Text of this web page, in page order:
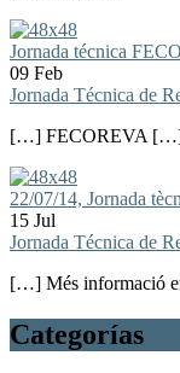
Jornada técnica
09 Feb
Jornada Técnica de
[…] FECOREVA
22/07/14, Jornada
15 Jul
Jornada Técnica de
[…] Més informació
Categorías